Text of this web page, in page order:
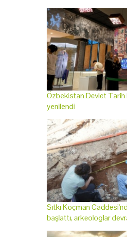
Özbekistan Devlet
yenilendi
Sıtkı Koçman
başlattı, arkeologlar